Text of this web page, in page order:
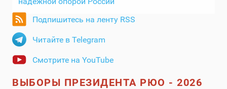
Подпишитесь на ленту RSS
Читайте в Telegram
Смотрите на YouTube
ВЫБОРЫ ПРЕЗИДЕНТА РЮО - 2026